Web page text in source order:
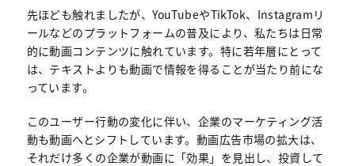
先ほども触れましたが、YouTubeやTikTok、Instagramリ
ールなどのプラットフォームの普及により、私たちは日常
的に動画コンテンツに触れています。特に若年層にとって
は、テキストよりも動画で情報を得ることが当たり前にな
っています。
このユーザー行動の変化に伴い、企業のマーケティング活
動も動画へとシフトしています。動画広告市場の拡大は、
それだけ多くの企業が動画に「効果」を見出し、投資して